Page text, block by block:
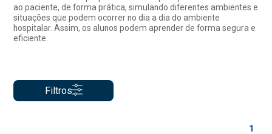
ao paciente, de forma prática, simulando diferentes ambientes e
situações que podem ocorrer no dia a dia do ambiente
hospitalar. Assim, os alunos podem aprender de forma segura e
eficiente.
Filtros
1